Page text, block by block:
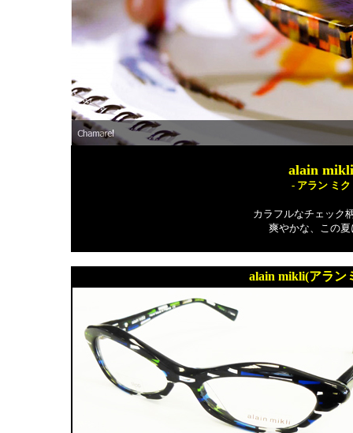
alain
- アラン ミ
カラフルなチェック
爽やかな、この
alain mikli(アラン